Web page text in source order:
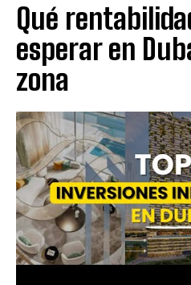
Qué
esperar en
zona